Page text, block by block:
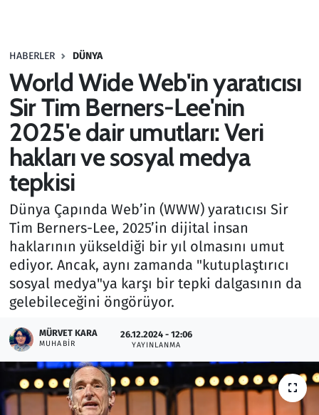
HABERLER DÜNYA
World Wide Web'in yaratıcısı
Sir Tim Berners-Lee'nin
2025'e dair umutları: Veri
hakları ve sosyal medya
tepkisi
Dünya Çapında Web’in (WWW) yaratıcısı Sir
Tim Berners-Lee, 2025’in dijital insan
haklarının yükseldiği bir yıl olmasını umut
ediyor. Ancak, aynı zamanda "kutuplaştırıcı
sosyal medya"ya karşı bir tepki dalgasının da
gelebileceğini öngörüyor.
MÜRVET KARA
MUHABIR
26.12.2024 - 12:06
YAYINLANMA
Haber
Kültür Sanat
Kurumsal Haberler
Lezzet Durağı
Memur ve Kamu
Otomobil
Oyun
Rüya Tabirleri